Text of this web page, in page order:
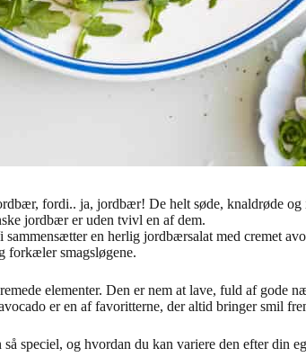
fordi.. ja, jordbær! De helt søde, knaldrøde og
jordbær er uden tvivl en af dem.
en herlig jordbærsalat med cremet
forkæler smagsløgene.
elementer. Den er nem at lave, fuld af
er en af favoritterne, der altid bringer smil
speciel, og hvordan du kan variere den efter din